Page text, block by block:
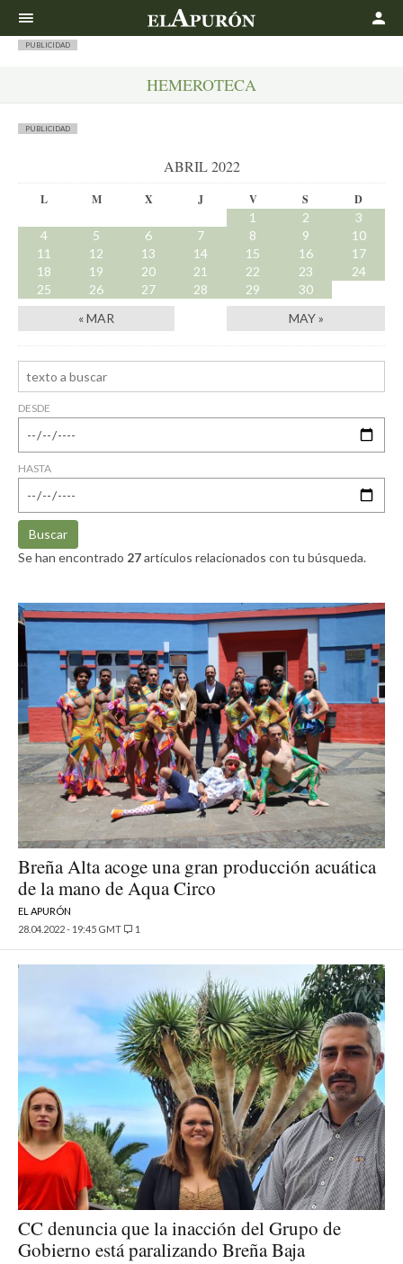
PUBLICIDAD
HEMEROTECA
PUBLICIDAD
ABRIL 2022
L M X J V S D
« MAR MAY »
1 2
3
4
5 6 7 8 9
10
11
12 13 14 15 16
17
18
19 20 21 22 23
24
25
26 27 28 29 30
DESDE
HASTA
Buscar
Se han encontrado 27artículos relacionados con tu búsqueda.
Breña Alta acoge una gran producción acuática
de la mano de Aqua Circo
EL APURÓN
28.04.2022 - 19:45 GMT
1
CC denuncia que la inacción del Grupo de
Gobierno está paralizando Breña Baja